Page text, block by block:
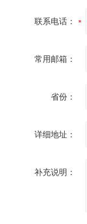
联系电话：
常用邮箱：
省份：
详细地址：
补充说明：